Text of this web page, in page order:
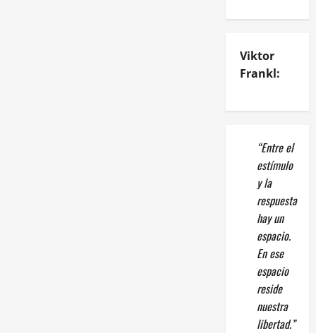
Viktor
Frankl:
“Entre el
estímulo
y la
respuesta
hay un
espacio.
En ese
espacio
reside
nuestra
libertad.”